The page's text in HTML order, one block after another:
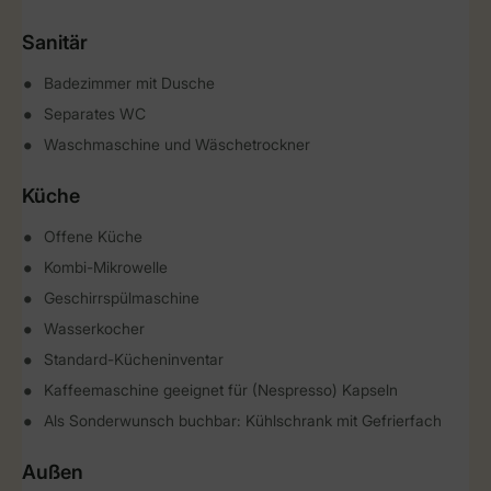
Sanitär
Badezimmer mit Dusche
Separates WC
Waschmaschine und Wäschetrockner
Küche
Offene Küche
Kombi-Mikrowelle
Geschirrspülmaschine
Wasserkocher
Standard-Kücheninventar
Kaffeemaschine geeignet für (Nespresso) Kapseln
Als Sonderwunsch buchbar: Kühlschrank mit Gefrierfach
Außen